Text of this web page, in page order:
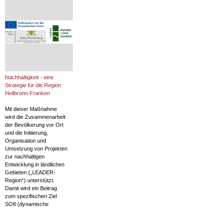
Nachhaltigkeit - eine
Strategie für die Region
Heilbronn-Franken
Mit dieser Maßnahme
wird die Zusammenarbeit
der Bevölkerung vor Ort
und die Initiierung,
Organisation und
Umsetzung von Projekten
zur nachhaltigen
Entwicklung in ländlichen
Gebieten („LEADER-
Region“) unterstützt.
Damit wird ein Beitrag
zum spezifischen Ziel
SO8 (dynamische